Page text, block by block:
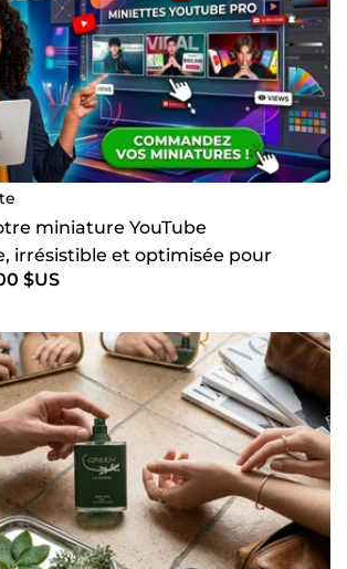
miniature YouTube
irrésistible et optimisée pour
clics
$US